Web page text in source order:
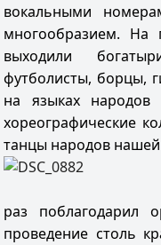
вокальными
многообразием. На
выходили
футболисты, борцы,
на языках народов
хореографические
танцы народов нашей
раз поблагодарил
проведение столь